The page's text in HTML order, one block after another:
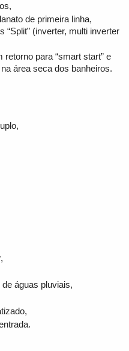
de primeira linha,
“Split” (inverter, multi inverter
para “smart start” e
área seca dos banheiros.
águas pluviais,